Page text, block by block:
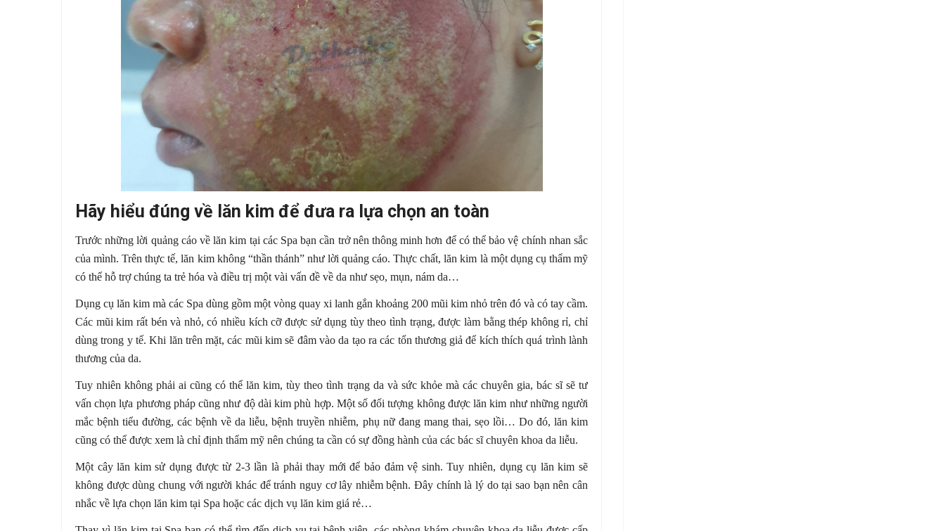
Hãy hiểu đúng về lăn kim để đưa ra lựa chọn an toàn
Trước những lời quảng cáo về lăn kim tại các Spa bạn cần trở nên thông minh hơn để có thể bảo vệ chính nhan sắc
của mình. Trên thực tế, lăn kim không “thần thánh” như lời quảng cáo. Thực chất, lăn kim là một dụng cụ thẩm mỹ
có thể hỗ trợ chúng ta trẻ hóa và điều trị một vài vấn đề về da như sẹo, mụn, nám da…
Dụng cụ lăn kim mà các Spa dùng gồm một vòng quay xi lanh gắn khoảng 200 mũi kim nhỏ trên đó và có tay cầm.
Các mũi kim rất bén và nhỏ, có nhiều kích cỡ được sử dụng tùy theo tình trạng, được làm bằng thép không rỉ, chỉ
dùng trong y tế. Khi lăn trên mặt, các mũi kim sẽ đâm vào da tạo ra các tổn thương giả để kích thích quá trình lành
thương của da.
Tuy nhiên không phải ai cũng có thể lăn kim, tùy theo tình trạng da và sức khỏe mà các chuyên gia, bác sĩ sẽ tư
vấn chọn lựa phương pháp cũng như độ dài kim phù hợp. Một số đối tượng không được lăn kim như những người
mắc bệnh tiểu đường, các bệnh về da liễu, bệnh truyền nhiễm, phụ nữ đang mang thai, sẹo lồi… Do đó, lăn kim
cũng có thể được xem là chỉ định thẩm mỹ nên chúng ta cần có sự đồng hành của các bác sĩ chuyên khoa da liễu.
Một cây lăn kim sử dụng được từ 2-3 lần là phải thay mới để bảo đảm vệ sinh. Tuy nhiên, dụng cụ lăn kim sẽ
không được dùng chung với người khác để tránh nguy cơ lây nhiễm bệnh. Đây chính là lý do tại sao bạn nên cân
nhắc về lựa chọn lăn kim tại Spa hoặc các dịch vụ lăn kim giá rẻ…